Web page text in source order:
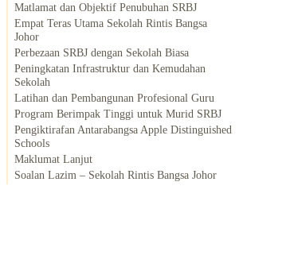
Matlamat dan Objektif Penubuhan SRBJ
Empat Teras Utama Sekolah Rintis Bangsa
Johor
Perbezaan SRBJ dengan Sekolah Biasa
Peningkatan Infrastruktur dan Kemudahan
Sekolah
Latihan dan Pembangunan Profesional Guru
Program Berimpak Tinggi untuk Murid SRBJ
Pengiktirafan Antarabangsa Apple Distinguished
Schools
Maklumat Lanjut
Soalan Lazim – Sekolah Rintis Bangsa Johor